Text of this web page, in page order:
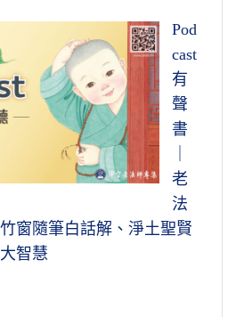
Pod
cast
有
聲
書
老
法
窗隨筆白話解、淨土聖賢
智慧